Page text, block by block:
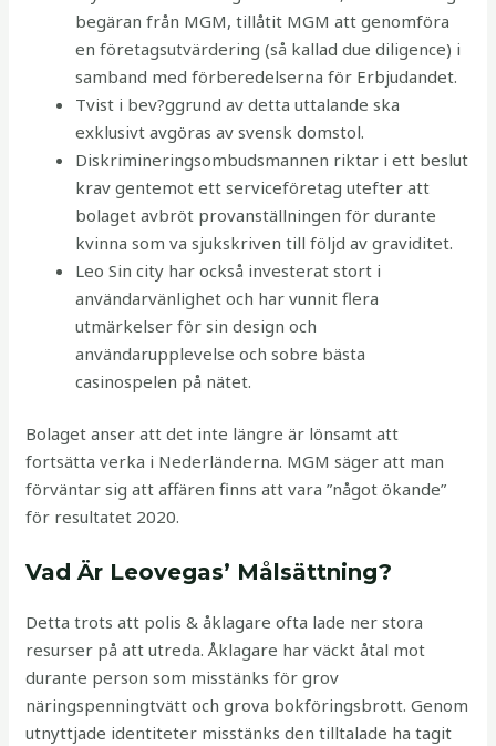
begäran från MGM, tillåtit MGM att genomföra
en företagsutvärdering (så kallad due diligence) i
samband med förberedelserna för Erbjudandet.
Tvist i bev?ggrund av detta uttalande ska
exklusivt avgöras av svensk domstol.
Diskrimineringsombudsmannen riktar i ett beslut
krav gentemot ett serviceföretag utefter att
bolaget avbröt provanställningen för durante
kvinna som va sjukskriven till följd av graviditet.
Leo Sin city har också investerat stort i
användarvänlighet och har vunnit flera
utmärkelser för sin design och
användarupplevelse och sobre bästa
casinospelen på nätet.
Bolaget anser att det inte längre är lönsamt att
fortsätta verka i Nederländerna. MGM säger att man
förväntar sig att affären finns att vara ”något ökande”
för resultatet 2020.
Vad Är Leovegas’ Målsättning?
Detta trots att polis & åklagare ofta lade ner stora
resurser på att utreda. Åklagare har väckt åtal mot
durante person som misstänks för grov
näringspenningtvätt och grova bokföringsbrott. Genom
utnyttjade identiteter misstänks den tilltalade ha tagit